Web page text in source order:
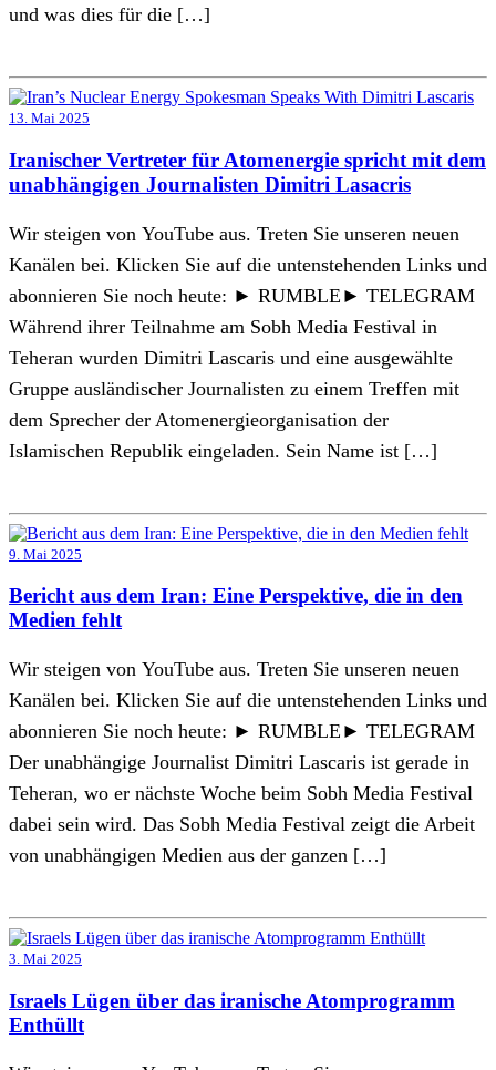
und was dies für die […]
13. Mai 2025
Iranischer Vertreter für Atomenergie spricht mit dem
unabhängigen Journalisten Dimitri Lasacris
Wir steigen von YouTube aus. Treten Sie unseren neuen
Kanälen bei. Klicken Sie auf die untenstehenden Links und
abonnieren Sie noch heute: ► RUMBLE► TELEGRAM
Während ihrer Teilnahme am Sobh Media Festival in
Teheran wurden Dimitri Lascaris und eine ausgewählte
Gruppe ausländischer Journalisten zu einem Treffen mit
dem Sprecher der Atomenergieorganisation der
Islamischen Republik eingeladen. Sein Name ist […]
9. Mai 2025
Bericht aus dem Iran: Eine Perspektive, die in den
Medien fehlt
Wir steigen von YouTube aus. Treten Sie unseren neuen
Kanälen bei. Klicken Sie auf die untenstehenden Links und
abonnieren Sie noch heute: ► RUMBLE► TELEGRAM
Der unabhängige Journalist Dimitri Lascaris ist gerade in
Teheran, wo er nächste Woche beim Sobh Media Festival
dabei sein wird. Das Sobh Media Festival zeigt die Arbeit
von unabhängigen Medien aus der ganzen […]
3. Mai 2025
Israels Lügen über das iranische Atomprogramm
Enthüllt